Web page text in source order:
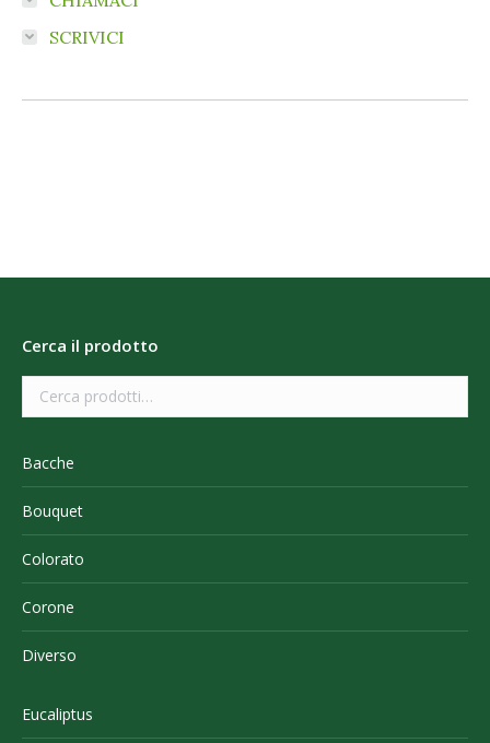
SCRIVICI
Cerca il prodotto
Bacche
Bouquet
Colorato
Corone
Diverso
Eucaliptus